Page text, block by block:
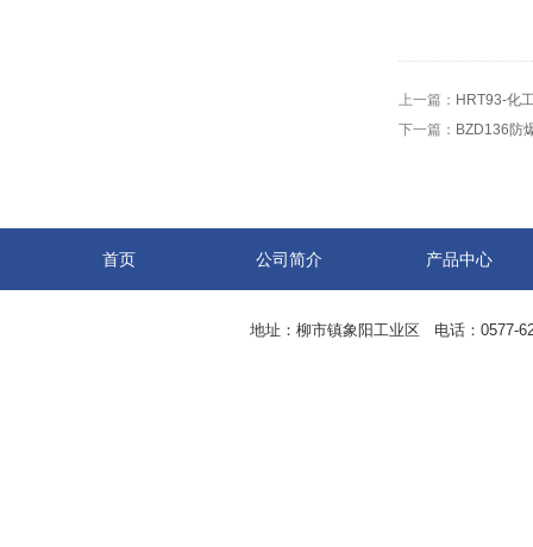
上一篇： HRT93-化
下一篇： BZD136防
首页 公司简介 产品中心
地址：柳市镇象阳工业区 电话：0577-